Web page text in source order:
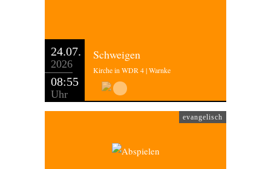
24.07.
2026
08:55
Uhr
Schweigen
Kirche in WDR 4 | Warnke
evangelisch